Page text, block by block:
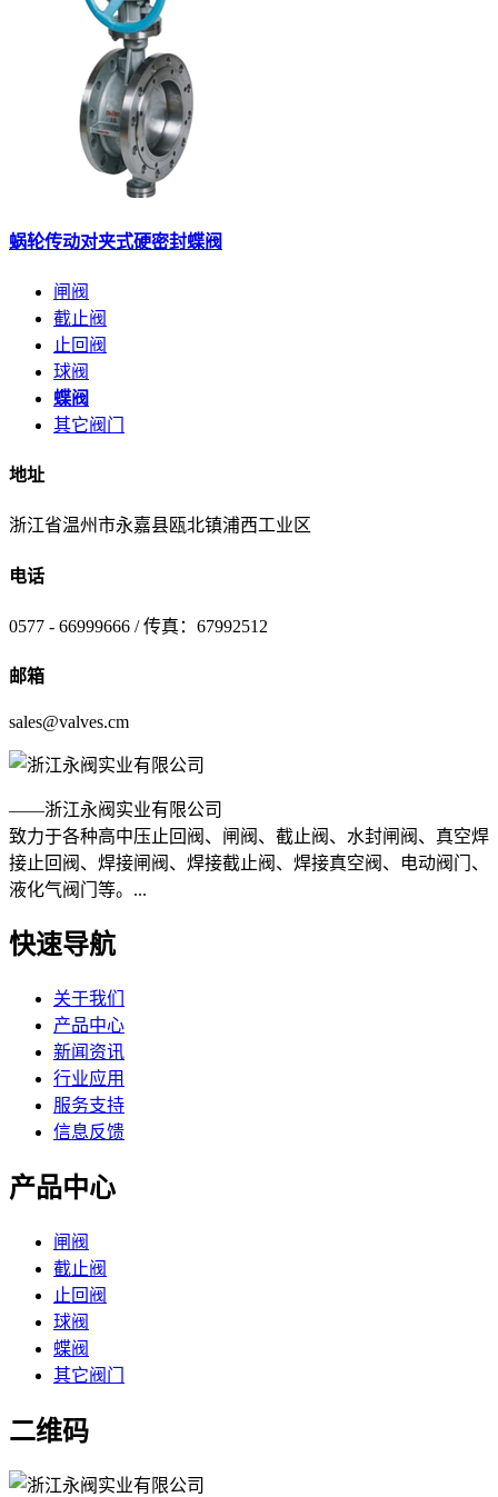
蜗轮传动对夹式硬密封蝶阀
闸阀
截止阀
止回阀
球阀
蝶阀
其它阀门
地址
浙江省温州市永嘉县瓯北镇浦西工业区
电话
0577 - 66999666 / 传真：67992512
邮箱
sales@valves.cm
——浙江永阀实业有限公司
致力于各种高中压止回阀、闸阀、截止阀、水封闸阀、真空焊
接止回阀、焊接闸阀、焊接截止阀、焊接真空阀、电动阀门、
液化气阀门等。...
快速导航
关于我们
产品中心
新闻资讯
行业应用
服务支持
信息反馈
产品中心
闸阀
截止阀
止回阀
球阀
蝶阀
其它阀门
二维码